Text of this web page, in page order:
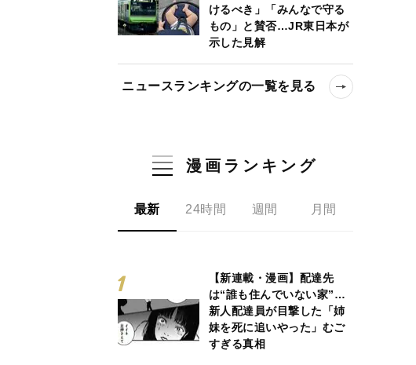
けるべき」「みんなで守る
もの」と賛否…JR東日本が
示した見解
ニュースランキングの一覧を見る
漫画ランキング
最新 24時間 週間 月間
【新連載・漫画】配達先
は“誰も住んでいない家”…
新人配達員が目撃した「姉
妹を死に追いやった」むご
すぎる真相